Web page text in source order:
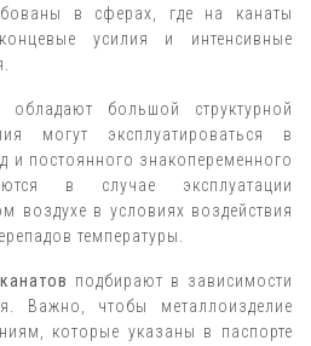
в сферах, где на канаты
усилия и интенсивные
большой структурной
могут эксплуатироваться в
и постоянного знакопеременного
в случае эксплуатации
воздухе в условиях воздействия
температуры.
подбирают в зависимости
Важно, чтобы металлоизделие
которые указаны в паспорте